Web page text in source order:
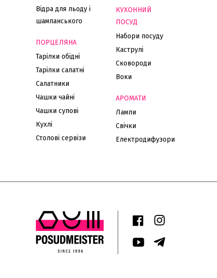
Відра для льоду і
шампанського
ПОРЦЕЛЯНА
Тарілки обідні
Тарілки салатні
Салатники
Чашки чайні
Чашки супові
Кухлі
Столові сервізи
КУХОННИЙ
ПОСУД
Набори посуду
Каструлі
Сковороди
Воки
АРОМАТИ
Лампи
Свічки
Електродифузори